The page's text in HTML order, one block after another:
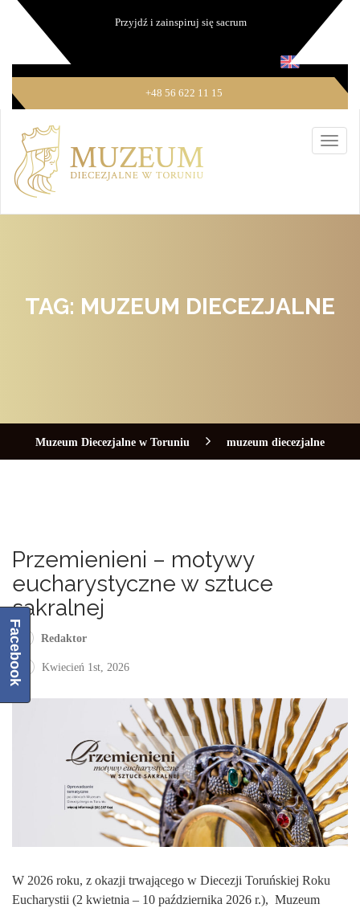
Przyjdź i zainspiruj się sacrum
+48 56 622 11 15
TAG: MUZEUM DIECEZJALNE
Muzeum Diecezjalne w Toruniu muzeum diecezjalne
Przemienieni – motywy
eucharystyczne w sztuce
sakralnej
Redaktor
Kwiecień 1st, 2026
W 2026 roku, z okazji trwającego w Diecezji Toruńskiej Roku
Eucharystii (2 kwietnia – 10 października 2026 r.), Muzeum
Facebook